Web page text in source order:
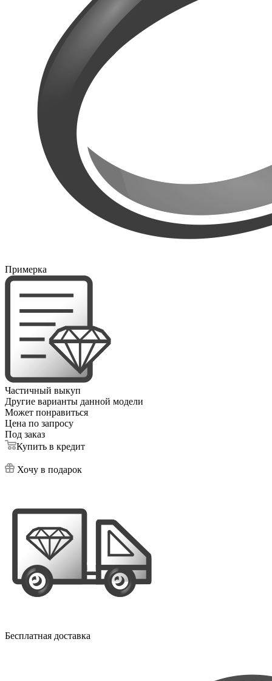
Примерка
Частичный выкуп
Другие варианты данной модели
Может понравиться
Цена по запросу
Под заказ
Купить в кредит
Хочу в подарок
Бесплатная доставка